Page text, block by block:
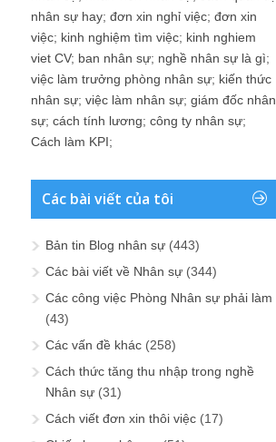
nhân sự hay; đơn xin nghỉ việc; đơn xin
việc; kinh nghiệm tìm việc; kinh nghiem
viet CV; ban nhân sự; nghề nhân sự là gì;
việc làm trưởng phòng nhân sự; kiến thức
nhân sự; việc làm nhân sự; giám đốc nhân
sự; cách tính lương; công ty nhân sự;
Cách làm KPI;
Các bài viết của tôi
Bản tin Blog nhân sự (443)
Các bài viết về Nhân sự (344)
Các công việc Phòng Nhân sự phải làm
(43)
Các vấn đề khác (258)
Cách thức tăng thu nhập trong nghề
Nhân sự (31)
Cách viết đơn xin thôi việc (17)